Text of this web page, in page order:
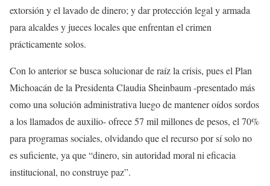
extorsión y el lavado de dinero; y dar protección legal y armada
para alcaldes y jueces locales que enfrentan el crimen
prácticamente solos.
Con lo anterior se busca solucionar de raíz la crisis, pues el Plan
Michoacán de la Presidenta Claudia Sheinbaum -presentado más
como una solución administrativa luego de mantener oídos sordos
a los llamados de auxilio- ofrece 57 mil millones de pesos, el 70%
para programas sociales, olvidando que el recurso por sí solo no
es suficiente, ya que “dinero, sin autoridad moral ni eficacia
institucional, no construye paz”.